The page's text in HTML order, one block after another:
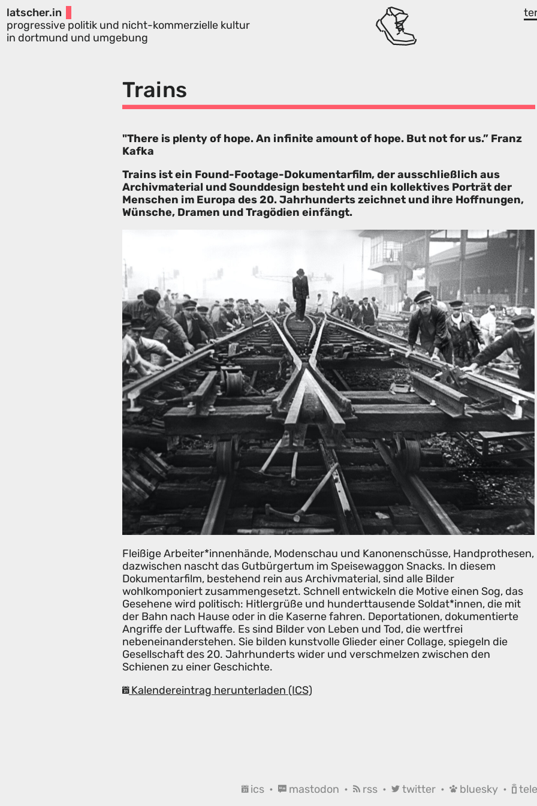
latscher.in
progressive politik und nicht-kommerzielle kultur
in dortmund und umgebung
Trains
"There is plenty of hope. An infinite amount of hope. But not for us.” Franz
Kafka
Trains ist ein Found-Footage-Dokumentarfilm, der ausschließlich aus
Archivmaterial und Sounddesign besteht und ein kollektives Porträt der
Menschen im Europa des 20. Jahrhunderts zeichnet und ihre Hoffnungen,
Wünsche, Dramen und Tragödien einfängt.
Fleißige Arbeiter*innenhände, Modenschau und Kanonenschüsse, Handprothesen,
dazwischen nascht das Gutbürgertum im Speisewaggon Snacks. In diesem
Dokumentarfilm, bestehend rein aus Archivmaterial, sind alle Bilder
wohlkomponiert zusammengesetzt. Schnell entwickeln die Motive einen Sog, das
Gesehene wird politisch: Hitlergrüße und hunderttausende Soldat*innen, die mit
der Bahn nach Hause oder in die Kaserne fahren. Deportationen, dokumentierte
Angriffe der Luftwaffe. Es sind Bilder von Leben und Tod, die wertfrei
nebeneinanderstehen. Sie bilden kunstvolle Glieder einer Collage, spiegeln die
Gesellschaft des 20. Jahrhunderts wider und verschmelzen zwischen den
Schienen zu einer Geschichte.
Kalendereintrag herunterladen (ICS)
ics • mastodon • rss • twitter • bluesky •